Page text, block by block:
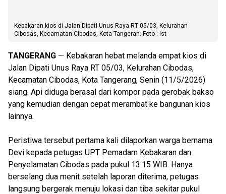
Kebakaran kios di Jalan Dipati Unus Raya RT 05/03, Kelurahan
Cibodas, Kecamatan Cibodas, Kota Tangeran. Foto : Ist
TANGERANG — Kebakaran hebat melanda empat kios di
Jalan Dipati Unus Raya RT 05/03, Kelurahan Cibodas,
Kecamatan Cibodas, Kota Tangerang, Senin (11/5/2026)
siang. Api diduga berasal dari kompor pada gerobak bakso
yang kemudian dengan cepat merambat ke bangunan kios
lainnya.
Peristiwa tersebut pertama kali dilaporkan warga bernama
Devi kepada petugas UPT Pemadam Kebakaran dan
Penyelamatan Cibodas pada pukul 13.15 WIB. Hanya
berselang dua menit setelah laporan diterima, petugas
langsung bergerak menuju lokasi dan tiba sekitar pukul